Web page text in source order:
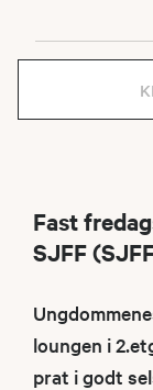
Fast
SJFF
loungen i
prat i godt